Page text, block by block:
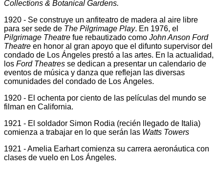
Collections & Botanical Gardens.
1920 - Se construye un anfiteatro de madera al aire libre
para ser sede de The Pilgrimage Play. En 1976, el
Pilgrimage Theatre fue rebautizado como John Anson Ford
Theatre en honor al gran apoyo que el difunto supervisor del
condado de Los Ángeles prestó a las artes. En la actualidad,
los Ford Theatres se dedican a presentar un calendario de
eventos de música y danza que reflejan las diversas
comunidades del condado de Los Ángeles.
1920 - El ochenta por ciento de las películas del mundo se
filman en California.
1921 - El soldador Simon Rodia (recién llegado de Italia)
comienza a trabajar en lo que serán las Watts Towers
1921 - Amelia Earhart comienza su carrera aeronáutica con
clases de vuelo en Los Ángeles.